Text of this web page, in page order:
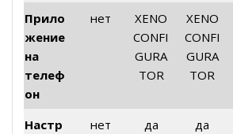
Прило
жение
на
телеф
он
нет
XENO
CONFI
GURA
TOR
XENO
CONFI
GURA
TOR
Настр
нет да да